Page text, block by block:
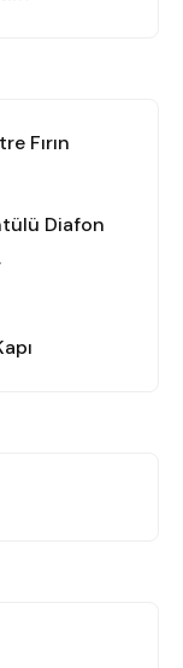
bir
hemen
Fırın
Diafon